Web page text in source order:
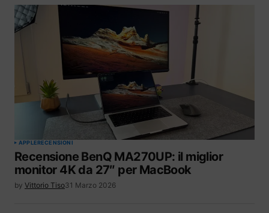
APPLERECENSIONI
Recensione BenQ MA270UP: il miglior
monitor 4K da 27″ per MacBook
by Vittorio Tiso31 Marzo 2026